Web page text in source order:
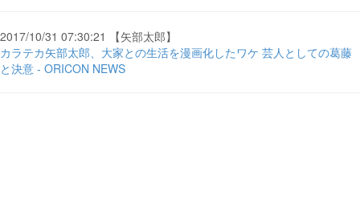
2017/10/31 07:30:21 【矢部太郎】
カラテカ矢部太郎、大家との生活を漫画化したワケ 芸人としての葛藤
と決意 - ORICON NEWS